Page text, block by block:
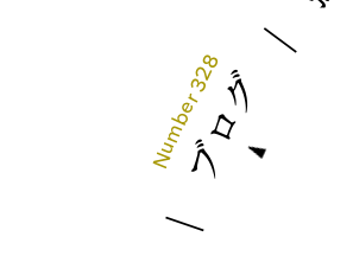
｜
N
um
b
e
r
328
ブ
ロ
グ
｜